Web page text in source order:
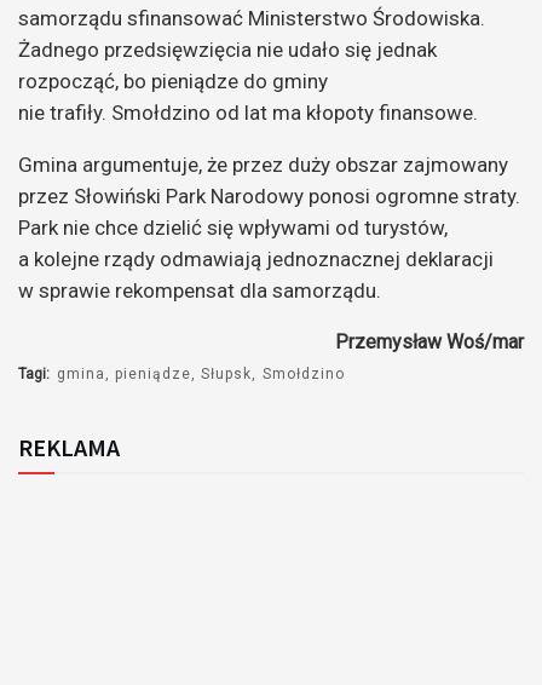
samorządu sfinansować Ministerstwo Środowiska.
Żadnego przedsięwzięcia nie udało się jednak
rozpocząć, bo pieniądze do gminy
nie trafiły. Smołdzino od lat ma kłopoty finansowe.
Gmina argumentuje, że przez duży obszar zajmowany
przez Słowiński Park Narodowy ponosi ogromne straty.
Park nie chce dzielić się wpływami od turystów,
a kolejne rządy odmawiają jednoznacznej deklaracji
w sprawie rekompensat dla samorządu.
Przemysław Woś/mar
Tagi: gmina pieniądze Słupsk Smołdzino
REKLAMA